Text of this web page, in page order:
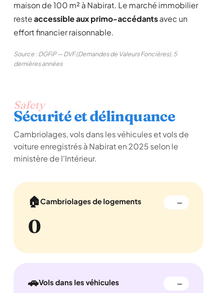
maison de 100 m² à Nabirat. Le marché immobilier
resteaccessible aux primo-accédantsavec un
effort financier raisonnable.
Source : DGFiP — DVF (Demandes de Valeurs Foncières), 5
dernières années
Safety
Sécurité et délinquance
Cambriolages, vols dans les véhicules et vols de
voiture enregistrés à Nabirat en 2025 selon le
ministère de l'Intérieur.
🏠Cambriolages de logements —
0
🚗Vols dans les véhicules —